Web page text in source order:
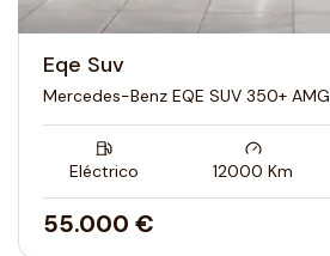
Eqe Suv
Mercedes-Benz EQE SUV 350+ AMG
Eléctrico 12000 Km
55.000 €